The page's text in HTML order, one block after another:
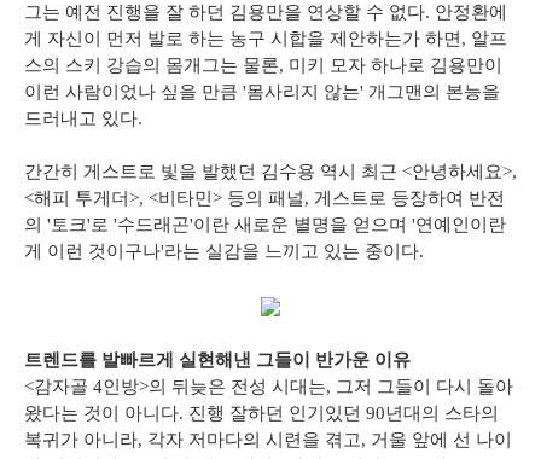
그는 예전 진행을 잘 하던 김용만을 연상할 수 없다. 안정환에
게 자신이 먼저 발로 하는 농구 시합을 제안하는가 하면, 알프
스의 스키 강습의 몸개그는 물론, 미키 모자 하나로 김용만이
이런 사람이었나 싶을 만큼 '몸사리지 않는' 개그맨의 본능을
드러내고 있다.
간간히 게스트로 빛을 발했던 김수용 역시 최근 <안녕하세요>,
<해피 투게더>, <비타민> 등의 패널, 게스트로 등장하여 반전
의 '토크'로 '수드래곤'이란 새로운 별명을 얻으며 '연예인이란
게 이런 것이구나'라는 실감을 느끼고 있는 중이다.
트렌드를 발빠르게 실현해낸 그들이 반가운 이유
<감자골 4인방>의 뒤늦은 전성 시대는, 그저 그들이 다시 돌아
왔다는 것이 아니다. 진행 잘하던 인기있던 90년대의 스타의
복귀가 아니라, 각자 저마다의 시련을 겪고, 거울 앞에 선 나이